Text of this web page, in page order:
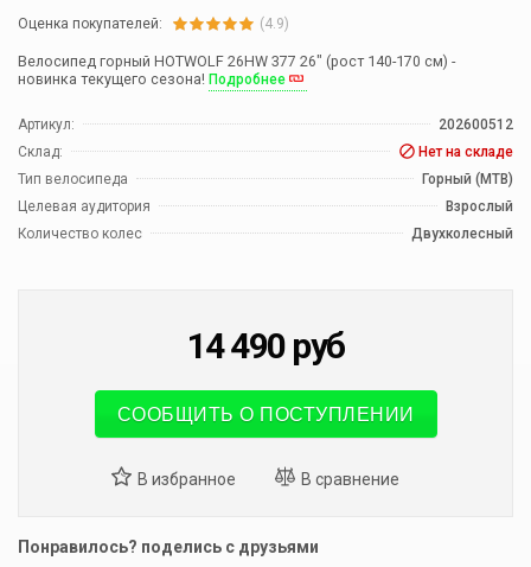
Оценка покупателей: (4.9)
Велосипед горный HOTWOLF 26HW 377 26" (рост 140-170 см) -
новинка текущего сезона! Подробнее
Артикул:
202600512
Склад:
Нет на складе
Тип велосипеда
Горный (MTB)
Целевая аудитория
Взрослый
Количество колес
Двухколесный
14 490 руб
СООБЩИТЬ О ПОСТУПЛЕНИИ
Понравилось? поделись с друзьями